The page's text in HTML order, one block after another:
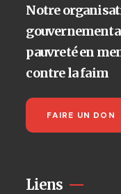
Notre
pauvreté en
contre la faim
FAIRE UN DON
Liens